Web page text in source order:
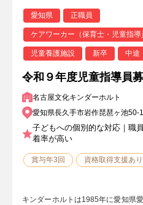
愛知県 正職員
ケアワーカー（保育士・児童指導
児童養護施設 新卒 中途
令和９年度児童指導員
名古屋文化キンダーホルト
愛知県長久手市岩作琵琶ヶ池50-1
子どもへの個別的な対応｜職
着率が高い
賞与年3回 資格取得支援あり
キンダーホルトは1985年に愛知県